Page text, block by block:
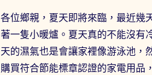
各位鄉親，夏天即將來臨，最近幾
著一隻小暖爐。夏天真的不能沒有
天的濕氣也是會讓家裡像游泳池，
購買符合節能標章認證的家電用品